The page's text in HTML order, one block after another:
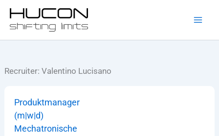
Zum
Inhalt
springen
Recruiter:Valentino Lucisano
Produktmanager
(m|w|d)
Mechatronische